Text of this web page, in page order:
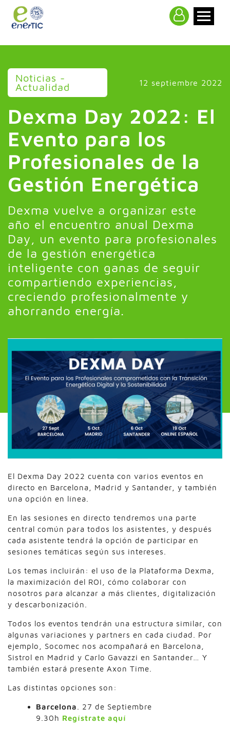
Noticias -
Actualidad 12 septiembre 2022
Dexma Day 2022: El
Evento para los
Profesionales de la
Gestión Energética
Dexma vuelve a organizar este
año el encuentro anual Dexma
Day, un evento para profesionales
de la gestión energética
inteligente con ganas de seguir
compartiendo experiencias,
creciendo profesionalmente y
ahorrando energía.
El Dexma Day 2022 cuenta con varios eventos en
directo en Barcelona, Madrid y Santander, y también
una opción en línea.
En las sesiones en directo tendremos una parte
central común para todos los asistentes, y después
cada asistente tendrá la opción de participar en
sesiones temáticas según sus intereses.
Los temas incluirán: el uso de la Plataforma Dexma,
la maximización del ROI, cómo colaborar con
nosotros para alcanzar a más clientes, digitalización
y descarbonización.
Todos los eventos tendrán una estructura similar, con
algunas variaciones y partners en cada ciudad. Por
ejemplo, Socomec nos acompañará en Barcelona,
Sistrol en Madrid y Carlo Gavazzi en Santander… Y
también estará presente Axon Time.
Las distintas opciones son:
Barcelona
. 27 de Septiembre
9.30h Regístrate aquí